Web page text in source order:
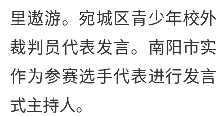
里遨游。宛城区青少年校
裁判员代表发言。南阳市
作为参赛选手代表进行发
式主持人。